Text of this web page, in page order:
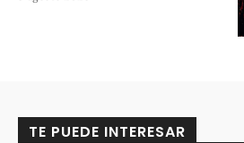
TE PUEDE INTERESAR